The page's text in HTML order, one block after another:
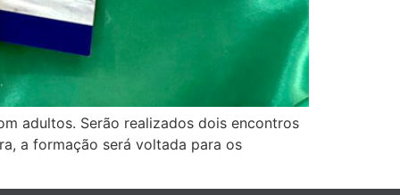
adultos. Serão realizados dois encontros
a formação será voltada para os